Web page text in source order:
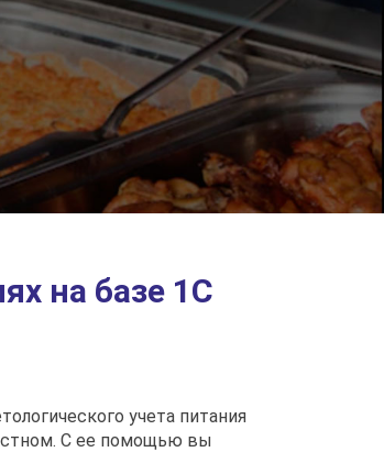
на базе 1С
учета питания
С ее помощью вы